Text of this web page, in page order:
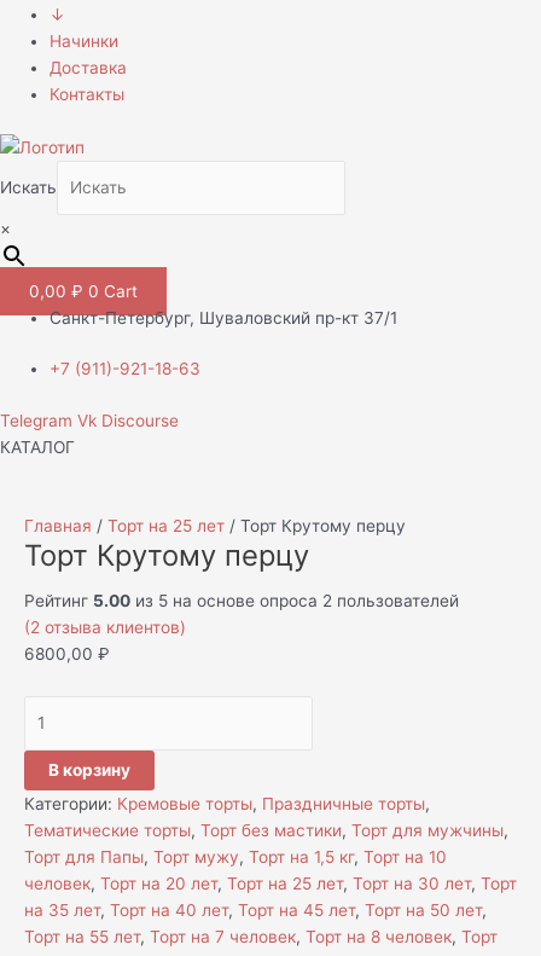
↓
Начинки
Доставка
Контакты
Искать
×
0,00 ₽ 0 Cart
Санкт-Петербург, Шуваловский пр-кт 37/1
+7 (911)-921-18-63
Telegram Vk Discourse
КАТАЛОГ
Главная / Торт на 25 лет / Торт Крутому перцу
Торт Крутому перцу
Рейтинг 5.00 из 5 на основе опроса 2 пользователей
(2 отзыва клиентов)
6800,00 ₽
В корзину
Категории: Кремовые торты, Праздничные торты,
Тематические торты, Торт без мастики, Торт для мужчины,
Торт для Папы, Торт мужу, Торт на 1,5 кг, Торт на 10
человек, Торт на 20 лет, Торт на 25 лет, Торт на 30 лет, Торт
на 35 лет, Торт на 40 лет, Торт на 45 лет, Торт на 50 лет,
Торт на 55 лет, Торт на 7 человек, Торт на 8 человек, Торт